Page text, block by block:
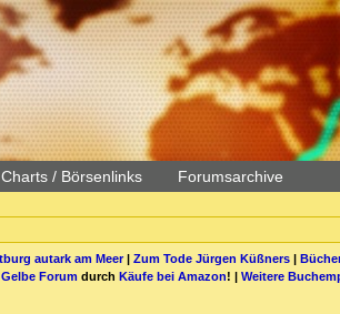
Charts / Börsenlinks Forumsarchive
autark am Meer| Zum Tode Jürgen Küßners|
Forum durch Käufe bei Amazon! | Weitere